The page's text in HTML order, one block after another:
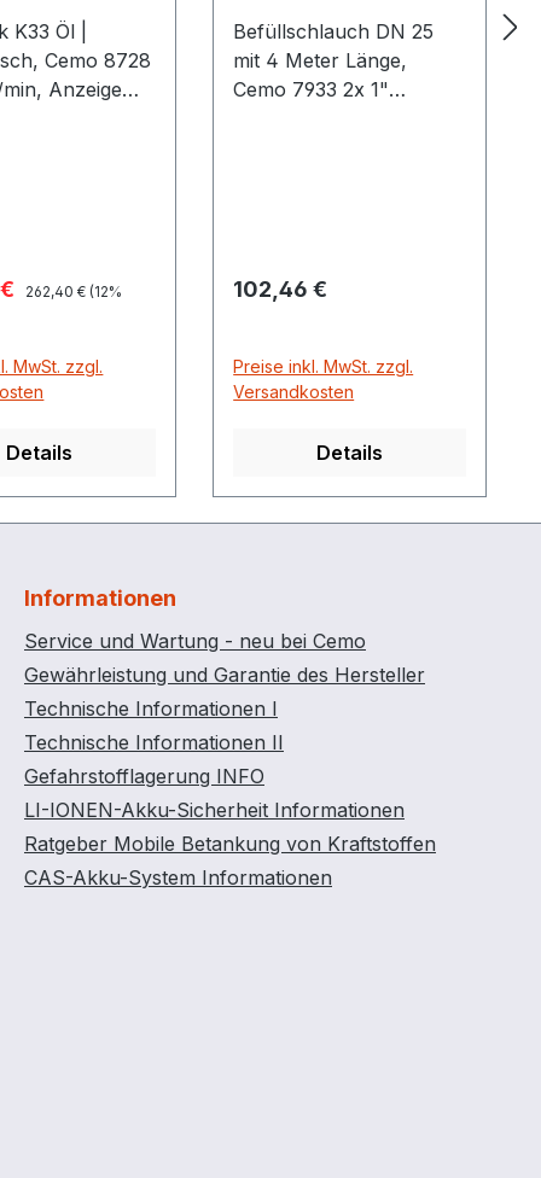
K33 Öl |
Cemo 8728
Anzeige
Regulärer Preis:
262,40 € (12%
MwSt. zzgl.
Details
Befüllschlauch DN 25
mit 4 Meter Länge,
Cemo 7933 2x 1"
Regulärer Preis:
102,46 €
Preise inkl. MwSt. zzgl.
Versandkosten
Details
Informationen
Service und Wartung - neu bei Cemo
Gewährleistung und Garantie des Hersteller
Technische Informationen I
Technische Informationen II
Gefahrstofflagerung INFO
LI-IONEN-Akku-Sicherheit Informationen
Ratgeber Mobile Betankung von Kraftstoffen
CAS-Akku-System Informationen